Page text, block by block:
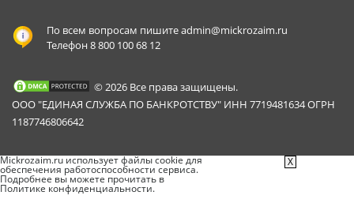
По всем вопросам пишитеadmin@mickrozaim.ru
Телефон 8 800 100 68 12
© 2026 Все права защищены.
ООО "ЕДИНАЯ СЛУЖБА ПО БАНКРОТСТВУ" ИНН 7719481634 ОГРН
1187746806642
Mickrozaim.ru использует файлы cookie для
обеспечения работоспособности сервиса.
Подробнее вы можете прочитать в
Политике конфиденциальности.
X